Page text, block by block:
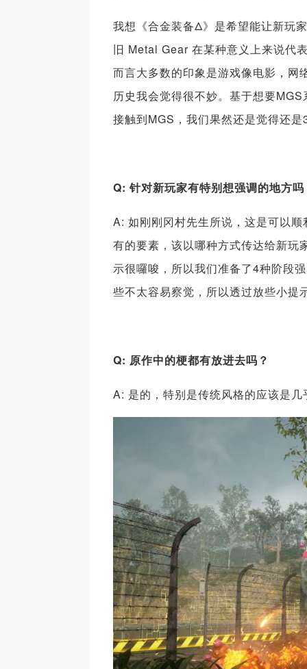
我想《合金装备Δ》是希望能让新玩
旧 Metal Gear 在某种意义上来说代
而言大多数的印象是游戏像电影，网
历史我会觉得很不妙。基于想要
接触到MGS，我们果然还是觉得还
Q: 针对新玩家有特别想强调的地方吗
A: 如刚刚冈村先生所说，这是可以
有的要素，该以哪种方式传达给新
示很囉唆，所以我们准备了4种阶段
些不太容易察觉，所以透过放些小提
Q: 原作中的梗都有放进去吗？
A: 是的，特别是传统风格的应该是几